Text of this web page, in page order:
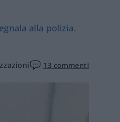
alla polizia.
13 commenti